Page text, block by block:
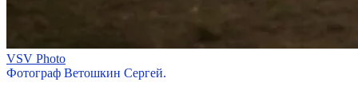
VSV Photo
Фотограф Ветошкин Сергей.